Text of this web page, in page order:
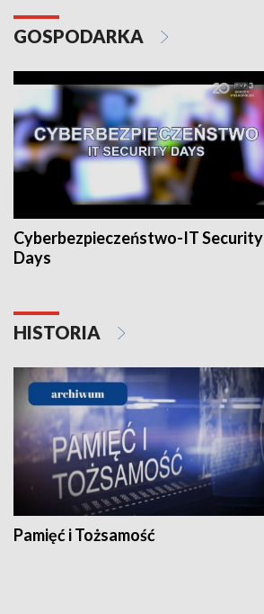
GOSPODARKA
Cyberbezpieczeństwo-IT Security
Days
HISTORIA
Pamięć i Tożsamość